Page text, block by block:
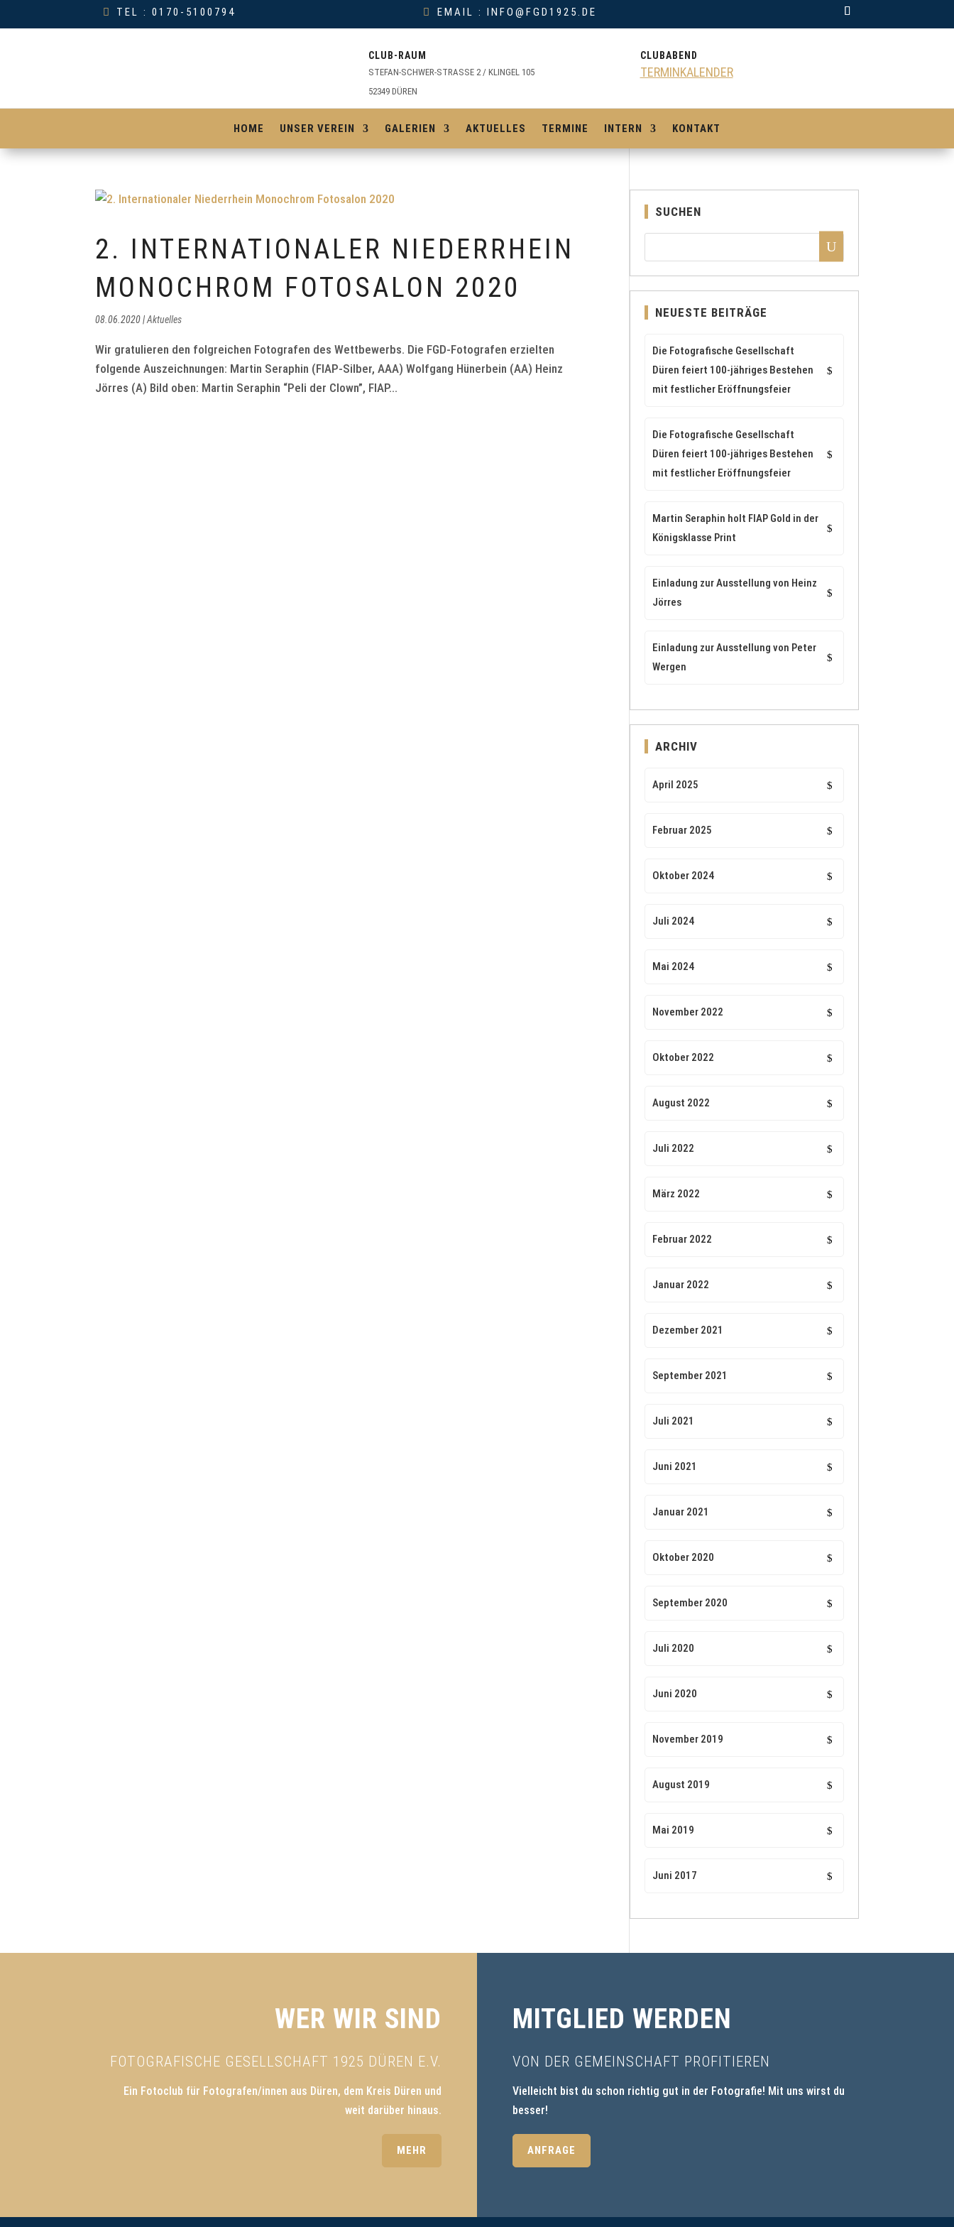
TEL : 0170-5100794 EMAIL : INFO@FGD1925.DE
CLUB-RAUM
STEFAN-SCHWER-STRASSE 2 / KLINGEL 105
52349 DÜREN
CLUBABEND
TERMINKALENDER
HOME UNSER VEREIN GALERIEN AKTUELLES TERMINE INTERN KONTAKT
2. INTERNATIONALER NIEDERRHEIN
MONOCHROM FOTOSALON 2020
08.06.2020|Aktuelles
Wir gratulieren den folgreichen Fotografen des Wettbewerbs. Die FGD-Fotografen erzielten
folgende Auszeichnungen: Martin Seraphin (FIAP-Silber, AAA) Wolfgang Hünerbein (AA) Heinz
Jörres (A) Bild oben: Martin Seraphin “Peli der Clown”, FIAP...
SUCHEN
NEUESTE BEITRÄGE
Die Fotografische Gesellschaft
Düren feiert 100-jähriges Bestehen
mit festlicher Eröffnungsfeier
Die Fotografische Gesellschaft
Düren feiert 100-jähriges Bestehen
mit festlicher Eröffnungsfeier
Martin Seraphin holt FIAP Gold in der
Königsklasse Print
Einladung zur Ausstellung von Heinz
Jörres
Einladung zur Ausstellung von Peter
Wergen
ARCHIV
April 2025
Februar 2025
Oktober 2024
Juli 2024
Mai 2024
November 2022
Oktober 2022
August 2022
Juli 2022
März 2022
Februar 2022
Januar 2022
Dezember 2021
September 2021
Juli 2021
Juni 2021
Januar 2021
Oktober 2020
September 2020
Juli 2020
Juni 2020
November 2019
August 2019
Mai 2019
Juni 2017
WER WIR SIND
FOTOGRAFISCHE GESELLSCHAFT 1925 DÜREN E.V.
Ein Fotoclub für Fotografen/innen aus Düren, dem Kreis Düren und
weit darüber hinaus.
MEHR
MITGLIED WERDEN
VON DER GEMEINSCHAFT PROFITIEREN
Vielleicht bist du schon richtig gut in der Fotografie! Mit uns wirst du
besser!
ANFRAGE